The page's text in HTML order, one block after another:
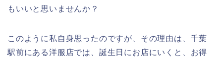
もいいと思いませんか？
このように私自身思ったのですが、その理由は、千葉
駅前にある洋服店では、誕生日にお店にいくと、お得